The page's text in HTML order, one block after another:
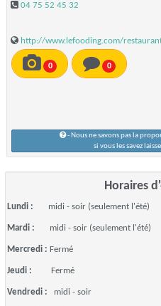
04 75 52 45 32
http://www.lefooding.com/
0 0
- Nous ne savons pas la
si vous les savez
Horaires
Lundi : midi - soir (seulement l'été)
Mardi : midi - soir (seulement l'été)
Mercredi : Fermé
Jeudi : Fermé
Vendredi : midi - soir